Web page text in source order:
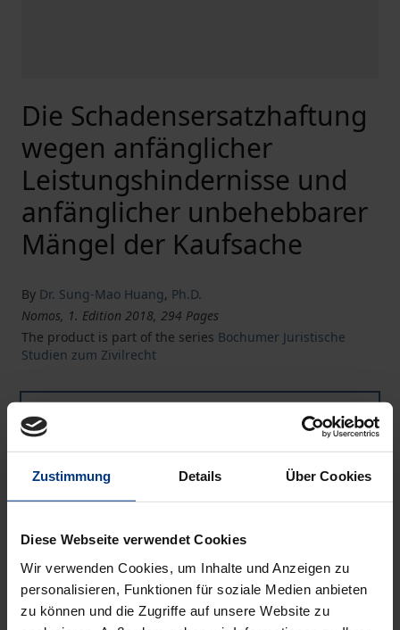
Zustimmung Details Über Cookies
Diese Webseite verwendet Cookies
Wir verwenden Cookies, um Inhalte und Anzeigen zu
personalisieren, Funktionen für soziale Medien anbieten
zu können und die Zugriffe auf unsere Website zu
Die Schadensersatzhaftung
wegen anfänglicher
Leistungshindernisse und
anfänglicher unbehebbarer
Mängel der Kaufsache
By Dr. Sung-Mao Huang, Ph.D.
Nomos, 1. Edition 2018, 294 Pages
The product is part of the series Bochumer Juristische
Studien zum Zivilrecht
Die Schadensersatzhaftung wegen anfänglicher
Book
€78.00
Available
eBook
ISBN 978-3-8452-9203-8
Available